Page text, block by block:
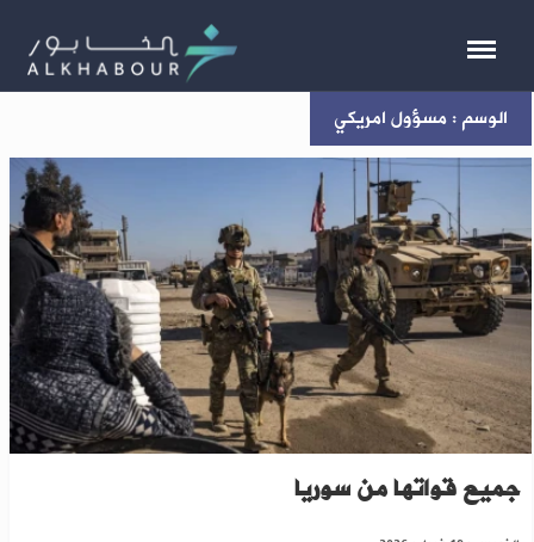
الوسم : مسؤول امريكي
خلال الشهرين المقبلين..أمريكا تخطط لسحب
جميع قواتها من سوريا